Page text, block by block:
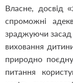
Власне, досвід
спроможні
зраджуючи засад
виховання
природно
питання